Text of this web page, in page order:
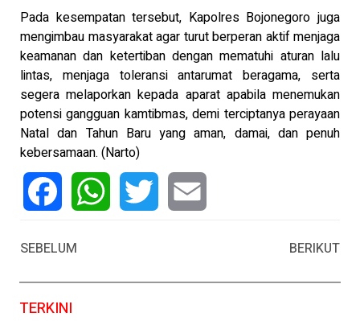
Pada kesempatan tersebut, Kapolres Bojonegoro juga
mengimbau masyarakat agar turut berperan aktif menjaga
keamanan dan ketertiban dengan mematuhi aturan lalu
lintas, menjaga toleransi antarumat beragama, serta
segera melaporkan kepada aparat apabila menemukan
potensi gangguan kamtibmas, demi terciptanya perayaan
Natal dan Tahun Baru yang aman, damai, dan penuh
kebersamaan. (Narto)
SEBELUM
BERIKUT
TERKINI